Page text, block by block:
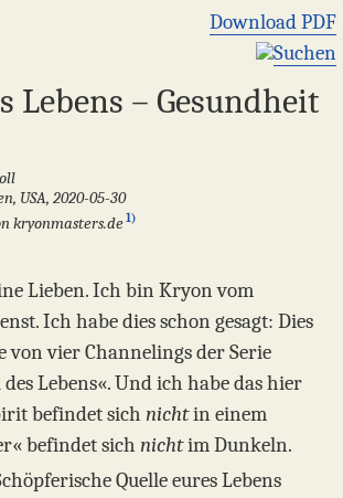
Download PDF
Suchen
Lebens – Gesundheit
USA, 2020-05-30
kryonmasters.de1)
Lieben. Ich bin Kryon vom
Ich habe dies schon gesagt: Dies
von vier Channelings der Serie
Lebens«. Und ich habe das hier
befindet sich nichtin einem
befindet sich nichtim Dunkeln.
Quelle eures Lebens